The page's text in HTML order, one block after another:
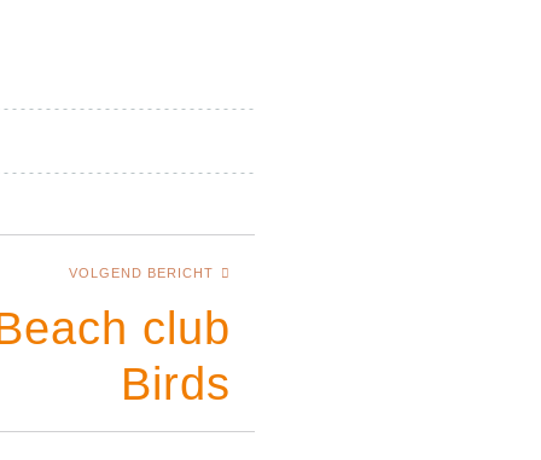
VOLGEND BERICHT
club
Birds